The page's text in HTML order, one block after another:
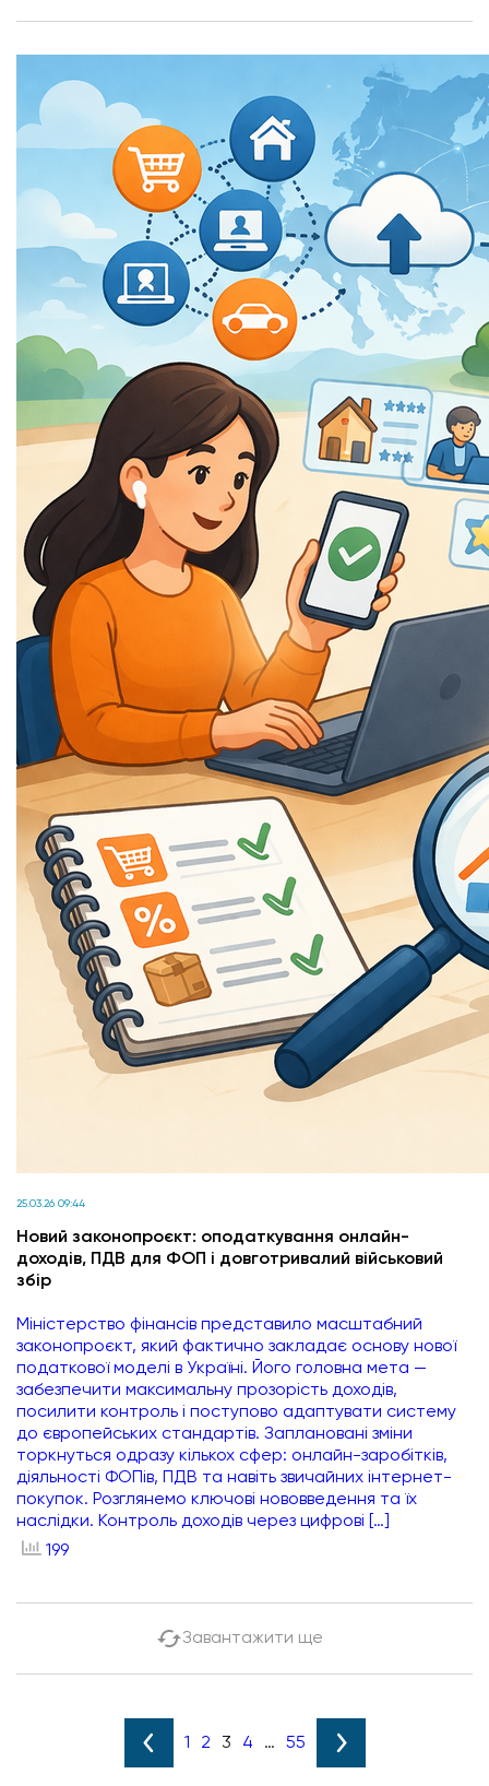
25.03.26 09:44
Новий законопроєкт: оподаткування онлайн-
доходів, ПДВ для ФОП і довготривалий військовий
збір
Міністерство фінансів представило масштабний
законопроєкт, який фактично закладає основу нової
податкової моделі в Україні. Його головна мета —
забезпечити максимальну прозорість доходів,
посилити контроль і поступово адаптувати систему
до європейських стандартів. Заплановані зміни
торкнуться одразу кількох сфер: онлайн-заробітків,
діяльності ФОПів, ПДВ та навіть звичайних інтернет-
покупок. Розглянемо ключові нововведення та їх
наслідки. Контроль доходів через цифрові […]
199
Завантажити ще
1 2 3 4 … 55